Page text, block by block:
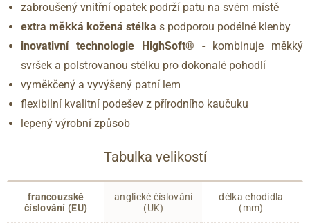
zabroušený vnitřní opatek podrží patu na svém místě
extra měkká kožená stélka s podporou podélné klenby
inovativní technologie HighSoft® - kombinuje měkký
svršek a polstrovanou stélku pro dokonalé pohodlí
vyměkčený a vyvýšený patní lem
flexibilní kvalitní podešev z přírodního kaučuku
lepený výrobní způsob
Tabulka velikostí
francouzské
číslování (EU)
anglické číslování
(UK)
délka chodidla
(mm)